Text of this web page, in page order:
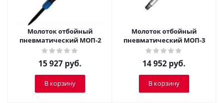
Молоток отбойный
пневматический МОП-2
15 927 руб.
В корзину
Молоток отбойный
пневматический МОП-3
14 952 руб.
В корзину